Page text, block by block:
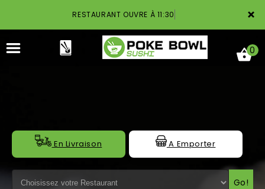
×
RESTAURANT OUVRE À 11:30
ACCUEIL
LA CARTE
0
En Livraison A Emporter
Go!